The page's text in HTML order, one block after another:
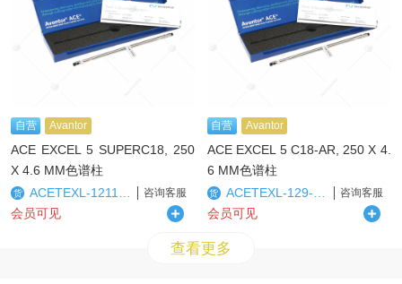
自营 Avantor
ACE EXCEL 5 SUPERC18, 250
X 4.6 MM色谱柱
货 咨询客服
会员可见
自营 Avantor
ACE EXCEL 5 C18-AR, 250 X 4.
6 MM色谱柱
货 咨询客服
会员可见
查看更多